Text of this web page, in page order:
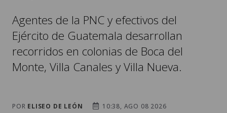
Agentes de la PNC y efectivos del
Ejército de Guatemala desarrollan
recorridos en colonias de Boca del
Monte, Villa Canales y Villa Nueva.
POR ELISEO DE LEÓN
10:38, AGO 08 2026